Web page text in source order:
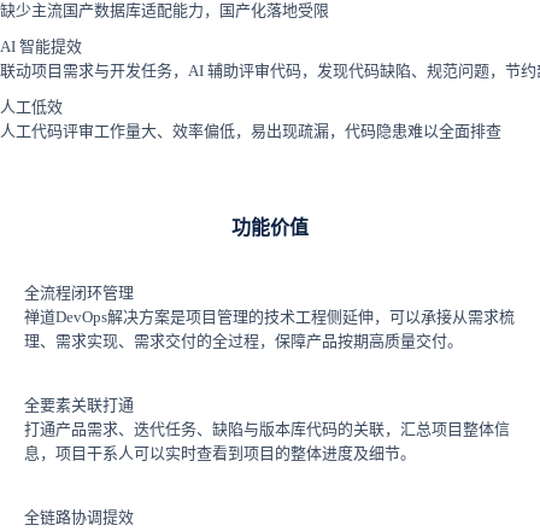
缺少主流国产数据库适配能力，国产化落地受限
AI 智能提效
联动项目需求与开发任务，AI 辅助评审代码，发现代码缺陷、规范问题，节
人工低效
人工代码评审工作量大、效率偏低，易出现疏漏，代码隐患难以全面排查
功能价值
全流程闭环管理
禅道DevOps解决方案是项目管理的技术工程侧延伸，可以承接从需求梳
理、需求实现、需求交付的全过程，保障产品按期高质量交付。
全要素关联打通
打通产品需求、迭代任务、缺陷与版本库代码的关联，汇总项目整体信
息，项目干系人可以实时查看到项目的整体进度及细节。
全链路协调提效